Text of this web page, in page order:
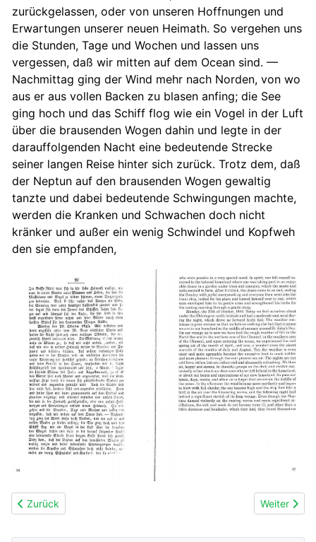
zurückgelassen, oder von unseren Hoffnungen und
Erwartungen unserer neuen Heimath. So vergehen uns
die Stunden, Tage und Wochen und lassen uns
vergessen, daß wir mitten auf dem Ocean sind. —
Nachmittag ging der Wind mehr nach Norden, von wo
aus er aus vollen Backen zu blasen anfing; die See
ging hoch und das Schiff flog wie ein Vogel in der Luft
über die brausenden Wogen dahin und legte in der
darauffolgenden Nacht eine bedeutende Strecke
seiner langen Reise hinter sich zurück. Trotz dem, daß
der Neptun auf den brausenden Wogen gewaltig
tanzte und dabei bedeutende Schwingungen machte,
werden die Kranken und Schwachen doch nicht
kränker und außer ein wenig Schwindel und Kopfweh
den sie empfanden,
Vorheriger Beitrag: 19 20.Oktober 1845
Zurück Nächster
Weiter